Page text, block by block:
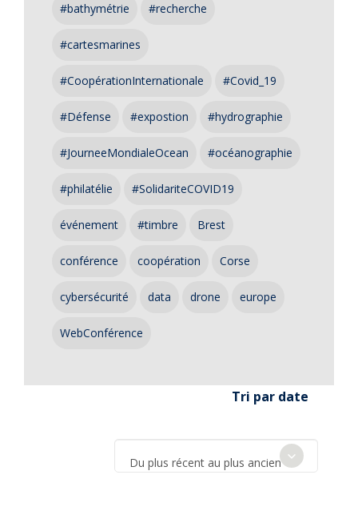
#bathymétrie #recherche
#cartesmarines
#CoopérationInternationale #Covid_19
#Défense #expostion #hydrographie
#JourneeMondialeOcean #océanographie
#philatélie #SolidariteCOVID19
événement #timbre Brest
conférence coopération Corse
cybersécurité data drone europe
WebConférence
Tri par date
Du plus récent au plus ancien